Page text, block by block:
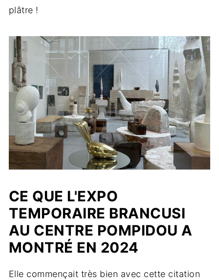
plâtre !
CE QUE L'EXPO
TEMPORAIRE BRANCUSI
AU CENTRE POMPIDOU A
MONTRÉ EN 2024
Elle commençait très bien avec cette citation